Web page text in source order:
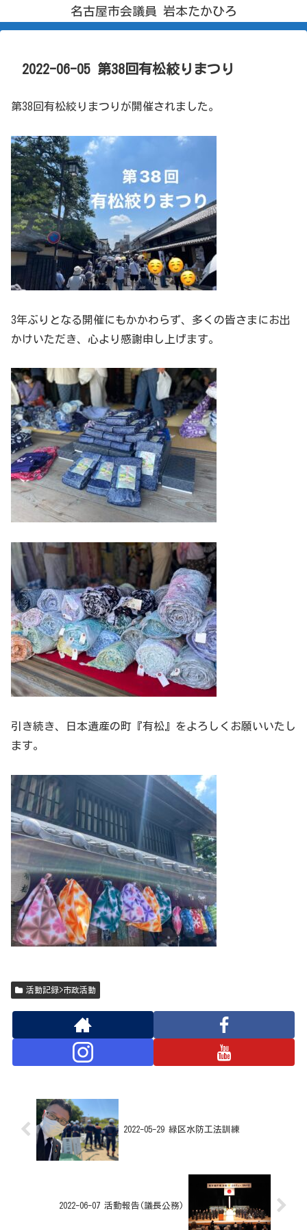
名古屋市会議員 岩本たかひろ
2022-06-05 第38回有松絞りまつり
第38回有松絞りまつりが開催されました。
3年ぶりとなる開催にもかかわらず、多くの皆さまにお出
かけいただき、心より感謝申し上げます。
引き続き、日本遺産の町『有松』をよろしくお願いいたし
ます。
活動記録>市政活動
2022-05-29 緑区水防工法訓練
2022-06-07 活動報告(議長公務)